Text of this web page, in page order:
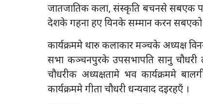
जातजातिक कला, संस्कृति बचनसे सबएक
देशके गहना हए यिनके सम्मान करन सबएको
कार्यक्रममे थारु कलाकार मञ्चके अध्यक्ष
सभा कञ्चनपुरके उपसभापति सानु चौधरी
चौधरीक अध्यक्षतामे भव कार्यक्रममे
कार्यक्रममे गीता चौधरी धन्यवाद दइरहएँ ।